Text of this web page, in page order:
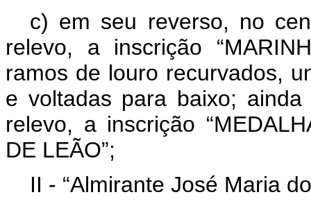
c) em seu reverso, no
relevo, a inscrição
ramos de louro recurvados,
e voltadas para baixo;
relevo, a inscrição
DE LEÃO”;
II - “Almirante José Maria